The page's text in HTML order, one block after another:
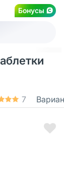
Бонусы
7